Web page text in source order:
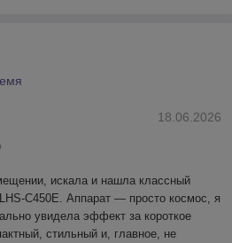
18.06.2026
искала и нашла классный
C450E. Аппарат — просто космос, я
увидела эффект за короткое
стильный и, главное, не